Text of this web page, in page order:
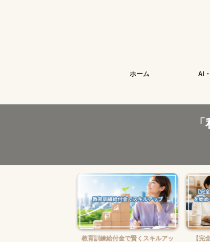
ホーム AI
教育訓練給付金で賢くスキルアッ
【完